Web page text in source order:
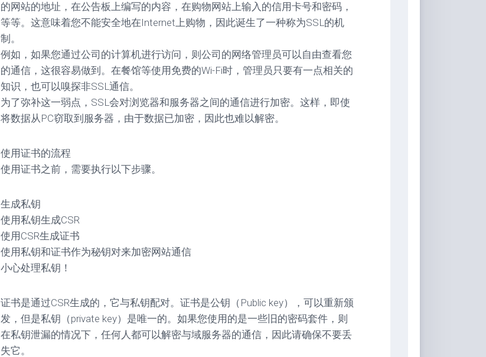
的网站的地址，在公告板上编写的内容，在购物网站上输入的信用卡号和密码，
等等。这意味着您不能安全地在Internet上购物，因此诞生了一种称为SSL的机
制。
例如，如果您通过公司的计算机进行访问，则公司的网络管理员可以自由查看您
的通信，这很容易做到。在餐馆等使用免费的Wi-Fi时，管理员只要有一点相关的
知识，也可以嗅探非SSL通信。
为了弥补这一弱点，SSL会对浏览器和服务器之间的通信进行加密。这样，即使
将数据从PC窃取到服务器，由于数据已加密，因此也难以解密。
使用证书的流程
使用证书之前，需要执行以下步骤。
生成私钥
使用私钥生成CSR
使用CSR生成证书
使用私钥和证书作为秘钥对来加密网站通信
小心处理私钥！
证书是通过CSR生成的，它与私钥配对。证书是公钥（Public key），可以重新颁
发，但是私钥（private key）是唯一的。如果您使用的是一些旧的密码套件，则
在私钥泄漏的情况下，任何人都可以解密与域服务器的通信，因此请确保不要丢
失它。